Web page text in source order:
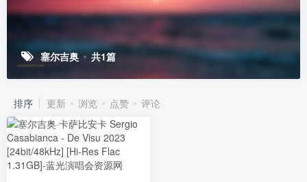
塞尔吉奥 共1篇
排序 更新 浏览 点赞 评论